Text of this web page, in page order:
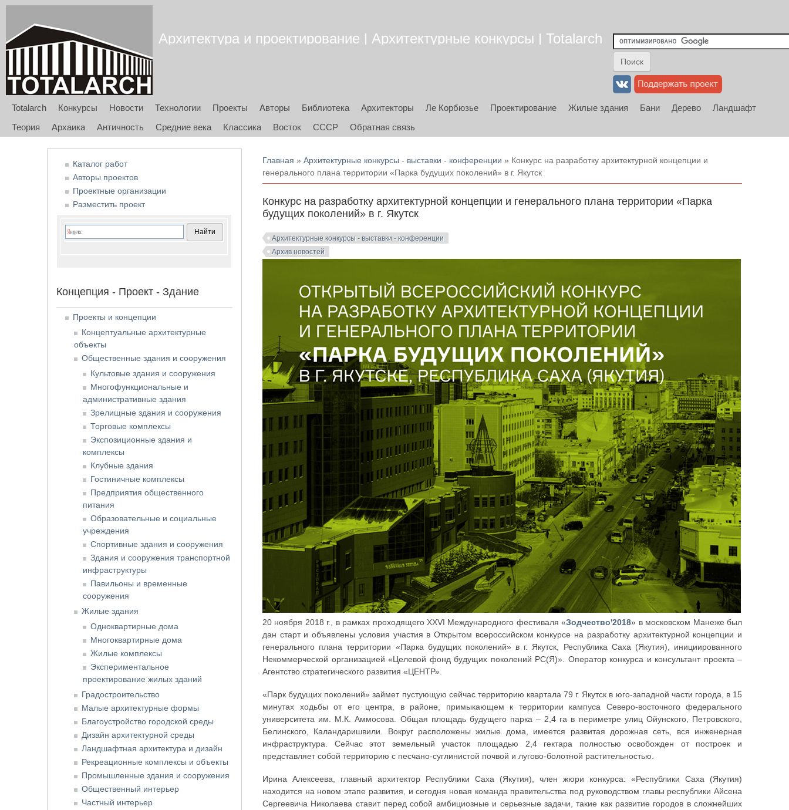
Архитектура и проектирование | Архитектурные конкурсы | Totalarch
Totalarch Конкурсы Новости Технологии Проекты Авторы Библиотека Архитекторы Ле Корбюзье Проектирование Жилые здания Бани Дерево
Ландшафт
Теория
Архаика Античность Средние века Классика Восток СССР Обратная связь
Вы здесь
Главная »Архитектурные конкурсы - выставки - конференции » Конкурс на разработку архитектурной концепции и
генерального плана территории «Парка будущих поколений» в г. Якутск
Конкурс на разработку архитектурной концепции и генерального плана территории «Парка
будущих поколений» в г. Якутск
Архитектурные конкурсы - выставки - конференции
Архив новостей
20 ноября 2018 г., в рамках проходящего XXVI Международного фестиваля «Зодчество'2018» в московском Манеже был
дан старт и объявлены условия участия в Открытом всероссийском конкурсе на разработку архитектурной концепции и
генерального плана территории «Парка будущих поколений» в г. Якутск, Республика Саха (Якутия), инициированного
Некоммерческой организацией «Целевой фонд будущих поколений РС(Я)». Оператор конкурса и консультант проекта –
Агентство стратегического развития «ЦЕНТР».
«Парк будущих поколений» займет пустующую сейчас территорию квартала 79 г. Якутск в юго-западной части города, в 15
минутах ходьбы от его центра, в районе, примыкающем к территории кампуса Северо-восточного федерального
университета им. М.К. Аммосова. Общая площадь будущего парка – 2,4 га в периметре улиц Ойунского, Петровского,
Белинского, Каландаришвили. Вокруг расположены жилые дома, имеется развитая дорожная сеть, вся инженерная
инфраструктура. Сейчас этот земельный участок площадью 2,4 гектара полностью освобожден от построек и
представляет собой территорию с песчано-суглинистой почвой и лугово-болотной растительностью.
Ирина Алексеева, главный архитектор Республики Саха (Якутия), член жюри конкурса: «Республики Саха (Якутия)
находится на новом этапе развития, и сегодня новая команда правительства под руководством главы республики Айсена
Сергеевича Николаева ставит перед собой амбициозные и серьезные задачи, такие как развитие городов в сложнейших
Каталог работ
Авторы проектов
Проектные организации
Разместить проект
Концепция - Проект - Здание
Проекты и концепции
Концептуальные архитектурные
объекты
Общественные здания и сооружения
Культовые здания и сооружения
Многофункциональные и
административные здания
Зрелищные здания и сооружения
Торговые комплексы
Экспозиционные здания и
комплексы
Клубные здания
Гостиничные комплексы
Предприятия общественного
питания
Образовательные и социальные
учреждения
Спортивные здания и сооружения
Здания и сооружения транспортной
инфраструктуры
Павильоны и временные
сооружения
Жилые здания
Одноквартирные дома
Многоквартирные дома
Жилые комплексы
Экспериментальное
проектирование жилых зданий
Градостроительство
Малые архитектурные формы
Благоустройство городской среды
Дизайн архитектурной среды
Ландшафтная архитектура и дизайн
Рекреационные комплексы и объекты
Промышленные здания и сооружения
Общественный интерьер
Частный интерьер